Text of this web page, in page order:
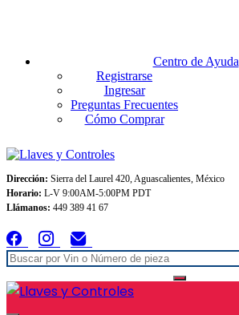
Centro de Ayuda
Registrarse
Ingresar
Preguntas Frecuentes
Cómo Comprar
Dirección: Sierra del Laurel 420, Aguascalientes, México
Horario: L-V 9:00AM-5:00PM PDT
Llámanos: 449 389 41 67